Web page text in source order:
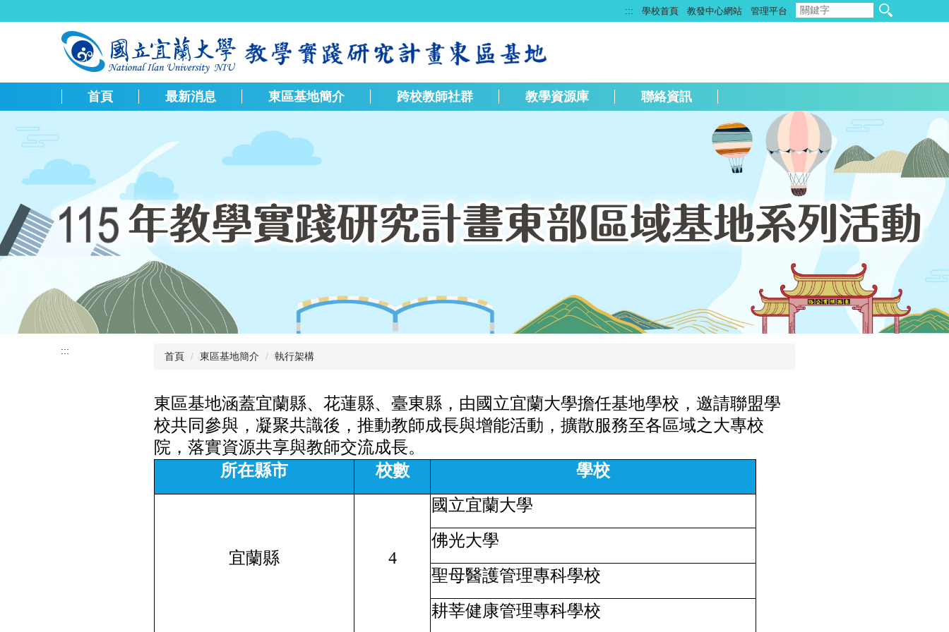
到
容
::: 學校首頁 教發中心網站 管理平台
首頁 最新消息 東區基地簡介 跨校教師社群 教學資源庫 聯絡資訊
::: 首頁 東區基地簡介 執行架構
東區基地涵蓋宜蘭縣、花蓮縣、臺東縣，由國立宜蘭大學擔任基地學校，邀請聯盟學
校共同參與，凝聚共識後，推動教師成長與增能活動，擴散服務至各區域之大專校
院，落實資源共享與教師交流成長。
所在縣市
校數 學校
宜蘭縣 4
國立宜蘭大學
佛光大學
聖母醫護管理專科學校
耕莘健康管理專科學校